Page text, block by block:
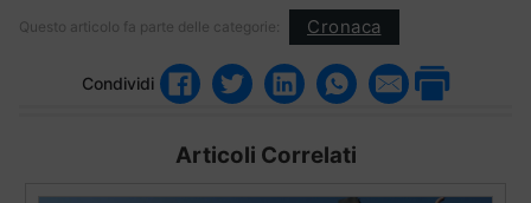
Questo articolo fa parte delle categorie: Cronaca
Condividi
Articoli Correlati